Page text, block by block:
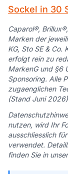
Sockel in 30
Caparol®,
Marken der
KG, Sto SE & Co.
erfolgt rein zu
MarkenG und §6
Sponsoring. Alle
zugaenglichen
(Stand Juni
nutzen, wird Ihr
ausschliesslich
verwendet.
finden Sie in